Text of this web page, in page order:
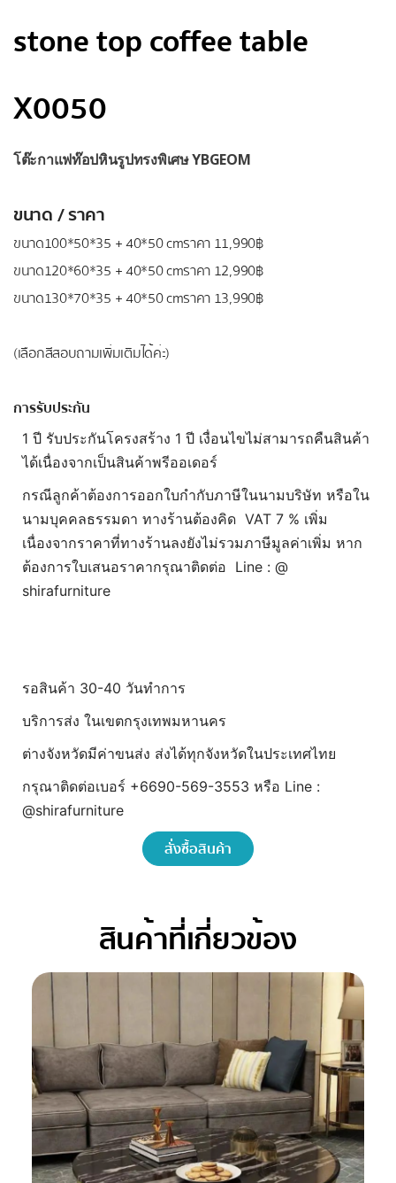
stone top coffee table
X0050
โต๊ะกาแฟท๊อปหินรูปทรงพิเศษ YBGEOM
ขนาด / ราคา
ขนาด100*50*35 + 40*50 cmราคา 11,990฿
ขนาด120*60*35 + 40*50 cmราคา 12,990฿
ขนาด130*70*35 + 40*50 cmราคา 13,990฿
(เลือกสีสอบถามเพิ่มเติมได้ค่ะ)
การรับประกัน
1 ปี รับประกันโครงสร้าง 1 ปี เงื่อนไขไม่สามารถคืนสินค้า
ได้เนื่องจากเป็นสินค้าพรีออเดอร์
กรณีลูกค้าต้องการออกใบกำกับภาษีในนามบริษัท หรือใน
นามบุคคลธรรมดา ทางร้านต้องคิด VAT 7 % เพิ่ม
เนื่องจากราคาที่ทางร้านลงยังไม่รวมภาษีมูลค่าเพิ่ม หาก
ต้องการใบเสนอราคากรุณาติดต่อ Line : @
shirafurniture
รอสินค้า 30-40 วันทำการ
บริการส่ง ในเขตกรุงเทพมหานคร
ต่างจังหวัดมีค่าขนส่ง ส่งได้ทุกจังหวัดในประเทศไทย
กรุณาติดต่อเบอร์ +6690-569-3553 หรือ Line :
@shirafurniture
สั่งซื้อสินค้า
สินค้าที่เกี่ยวข้อง